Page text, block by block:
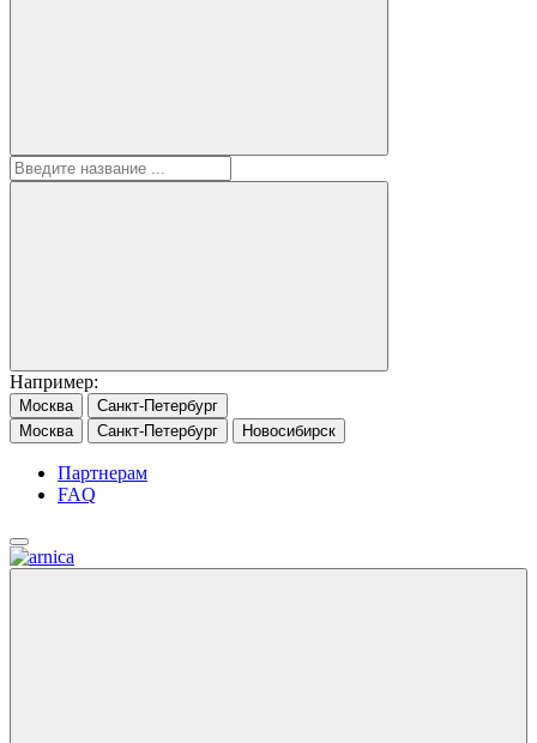
Например:
Москва
Санкт-Петербург
Москва
Санкт-Петербург Новосибирск
Партнерам
FAQ